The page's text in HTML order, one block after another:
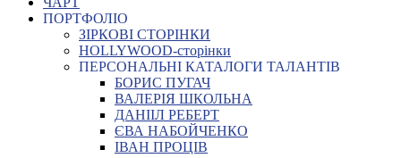
ПОРТФОЛІО
ЗІРКОВІ СТОРІНКИ
HOLLYWOOD-сторінки
ПЕРСОНАЛЬНІ КАТАЛОГИ ТАЛАНТІВ
БОРИС ПУГАЧ
ВАЛЕРІЯ ШКОЛЬНА
ДАНІІЛ РЕБЕРТ
ЄВА НАБОЙЧЕНКО
ІВАН ПРОЦІВ